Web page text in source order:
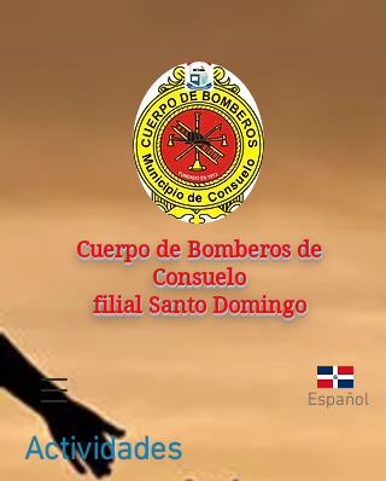
Cuerpo de Bomberos de
Consuelo
filial Santo Domingo
Español
Actividades